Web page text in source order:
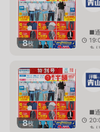
8枚
■
あ
8枚
■
あ